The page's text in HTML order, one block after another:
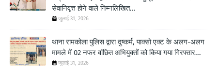
सेवानिवृत्त होने वाले निम्नलिखित...
जुलाई 31, 2026
थाना रामकोला पुलिस द्वारा दुष्कर्म, पाक्सो एक्ट के अलग-अलग
मामले में 02 नफर वांछित अभियुक्तों को किया गया गिरफ्तार...
जुलाई 31, 2026